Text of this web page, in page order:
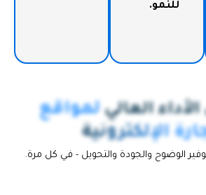
للنمو.
العاليلمواقع
الإلكترونية
الوضوح والجودة والتحويل - في كل مرة.